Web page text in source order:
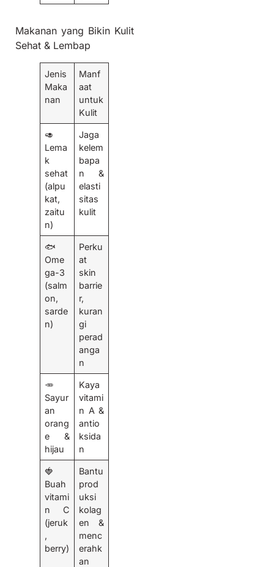
Makanan yang Bikin Kulit
Sehat & Lembap
Jenis
Maka
nan
Manf
aat
untuk
Kulit
🥑
Lema
k
sehat
(alpu
kat,
zaitu
n)
Jaga
kelem
bapa
n &
elasti
sitas
kulit
🐟
Ome
ga-3
(salm
on,
sarde
n)
Perku
at
skin
barrie
r,
kuran
gi
perad
anga
n
🥕
Sayur
an
orang
e &
hijau
Kaya
vitami
n A &
antio
ksida
n
🍓
Buah
vitami
n C
(jeruk
,
berry)
Bantu
prod
uksi
kolag
en &
menc
erahk
an